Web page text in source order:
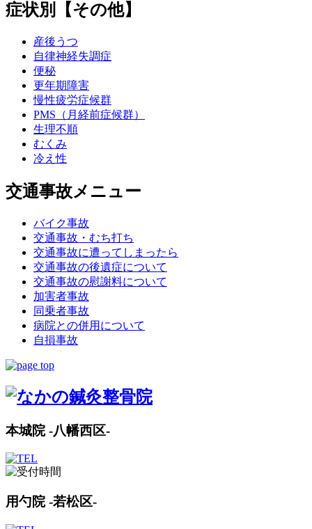
症状別【その他】
産後うつ
自律神経失調症
便秘
更年期障害
慢性疲労症候群
PMS（月経前症候群）
生理不順
むくみ
冷え性
交通事故メニュー
バイク事故
交通事故・むち打ち
交通事故に遭ってしまったら
交通事故の後遺症について
交通事故の慰謝料について
加害者事故
同乗者事故
病院との併用について
自損事故
本城院 -八幡西区-
用勺院 -若松区-